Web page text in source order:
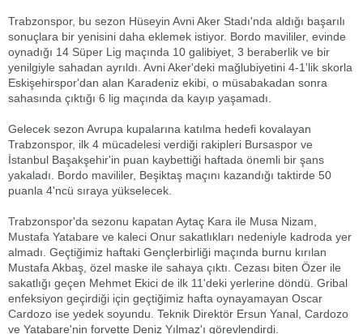
Trabzonspor, bu sezon Hüseyin Avni Aker Stadı'nda aldığı başarılı
sonuçlara bir yenisini daha eklemek istiyor. Bordo mavililer, evinde
oynadığı 14 Süper Lig maçında 10 galibiyet, 3 beraberlik ve bir
yenilgiyle sahadan ayrıldı. Avni Aker'deki mağlubiyetini 4-1'lik skorla
Eskişehirspor'dan alan Karadeniz ekibi, o müsabakadan sonra
sahasında çıktığı 6 lig maçında da kayıp yaşamadı.
Gelecek sezon Avrupa kupalarına katılma hedefi kovalayan
Trabzonspor, ilk 4 mücadelesi verdiği rakipleri Bursaspor ve
İstanbul Başakşehir'in puan kaybettiği haftada önemli bir şans
yakaladı. Bordo mavililer, Beşiktaş maçını kazandığı taktirde 50
puanla 4'ncü sıraya yükselecek.
Trabzonspor'da sezonu kapatan Aytaç Kara ile Musa Nizam,
Mustafa Yatabare ve kaleci Onur sakatlıkları nedeniyle kadroda yer
almadı. Geçtiğimiz haftaki Gençlerbirliği maçında burnu kırılan
Mustafa Akbaş, özel maske ile sahaya çıktı. Cezası biten Özer ile
sakatlığı geçen Mehmet Ekici de ilk 11'deki yerlerine döndü. Gribal
enfeksiyon geçirdiği için geçtiğimiz hafta oynayamayan Oscar
Cardozo ise yedek soyundu. Teknik Direktör Ersun Yanal, Cardozo
ve Yatabare'nin forvette Deniz Yılmaz'ı görevlendirdi.